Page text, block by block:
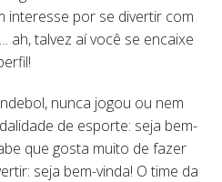
interesse por se divertir com
ah, talvez aí você se encaixe
nunca jogou ou nem
de esporte: seja bem-
que gosta muito de fazer
seja bem-vinda! O time da